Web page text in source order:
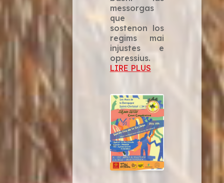
messorgas
que
sostenon los
regims mai
injustes e
opressius.
LIRE PLUS